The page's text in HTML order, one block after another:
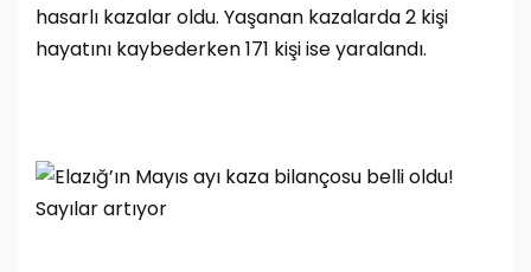
hasarlı kazalar oldu. Yaşanan kazalarda 2 kişi
hayatını kaybederken 171 kişi ise yaralandı.